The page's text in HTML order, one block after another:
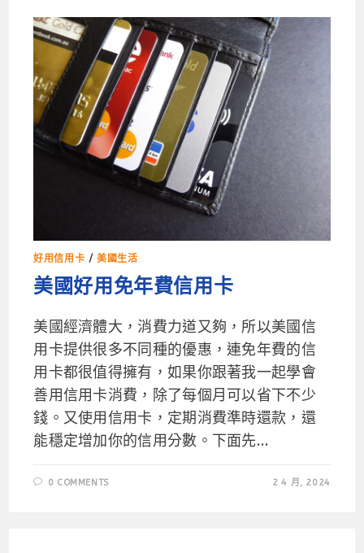
好用信用卡 /美國生活
美國好用免年費信用卡
美國經濟體大，消費力道又夠，所以美國信
用卡提供很多不同種的優惠，連免年費的信
用卡都很值得擁有，如果你跟著我一起學會
善用信用卡消費，除了每個月可以省下不少
錢。又使用信用卡，定期消費準時還款，還
能穩定增加你的信用分數。下面先...
0 COMMENTS 2 4 月, 2024